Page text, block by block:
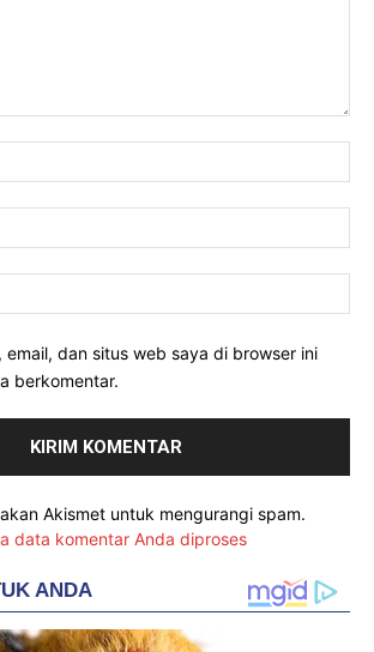
email, dan situs web saya di browser ini
berkomentar.
Akismet untuk mengurangi spam.
data komentar Anda diproses